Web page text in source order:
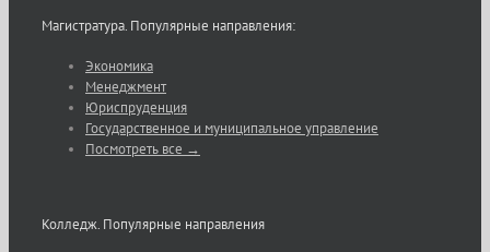
Магистратура. Популярные направления:
Экономика
Менеджмент
Юриспруденция
Государственное и муниципальное управление
Посмотреть все →
Колледж. Популярные направления